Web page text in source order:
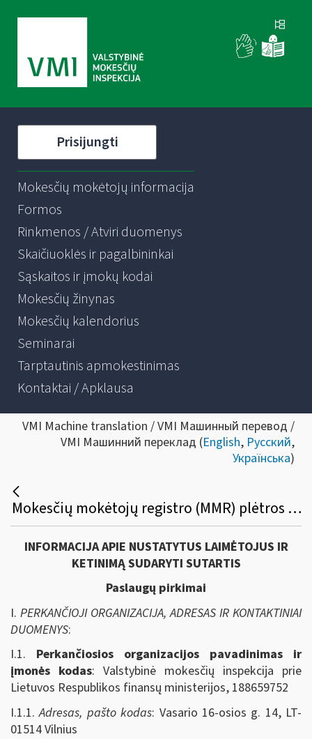
Prisijungti
Mokesčių mokėtojų informacija
Formos
Rinkmenos / Atviri duomenys
Skaičiuoklės ir pagalbininkai
Sąskaitos ir įmokų kodai
Mokesčių žinynas
Mokesčių kalendorius
Seminarai
Tarptautinis apmokestinimas
Kontaktai / Apklausa
VMI Machine translation / VMI Машинный перевод /
VMI Машинний переклад (English, Русский,
Українська)
Mokesčių mokėtojų registro (MMR) plėtros paslaugų viešasis pirkimas
INFORMACIJA APIE NUSTATYTUS LAIMĖTOJUS IR
KETINIMĄ SUDARYTI SUTARTIS
Paslaugų pirkimai
I. PERKANČIOJI ORGANIZACIJA, ADRESAS IR KONTAKTINIAI
DUOMENYS:
I.1. Perkančiosios organizacijos pavadinimas ir
įmonės kodas: Valstybinė mokesčių inspekcija prie
Lietuvos Respublikos finansų ministerijos, 188659752
I.1.1.Adresas, pašto kodas: Vasario 16-osios g. 14, LT-
01514 Vilnius